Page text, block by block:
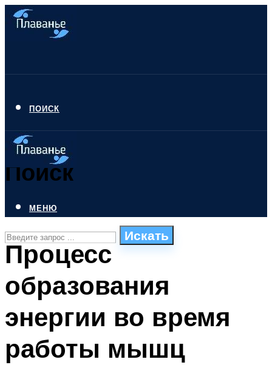
ПОИСК
Поиск
Искать
СТИЛИ ПЛАВАНЬЯ
ПЛАВАНЬЕ ДЛЯ ДЕТЕЙ
БАССЕЙН ДЛЯ ДОМА
ОЧИСТКА БАССЕЙНОВ
МЕНЮ
Процесс
образования
энергии во время
работы мышц